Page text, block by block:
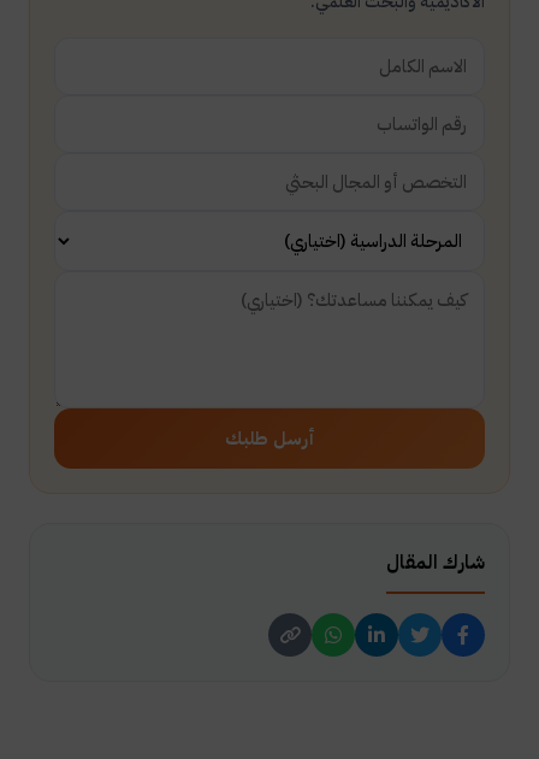
أرسل طلبك
شارك المقال